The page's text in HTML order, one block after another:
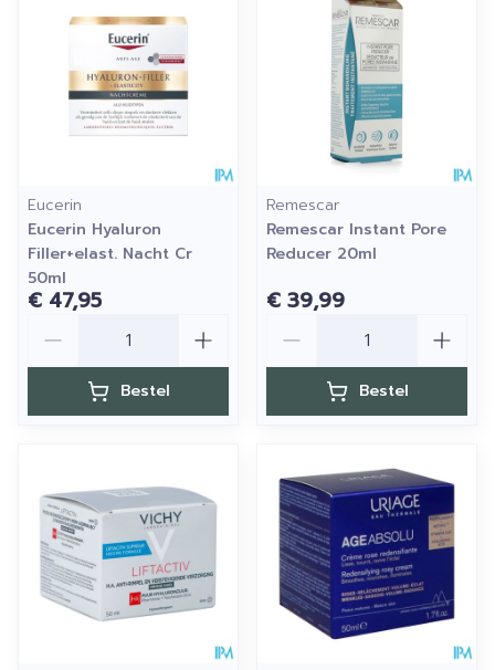
Eucerin
Eucerin Hyaluron
Filler+elast. Nacht Cr
50ml
€ 47,95
Bestel
Remescar
Remescar Instant Pore
Reducer 20ml
€ 39,99
Bestel